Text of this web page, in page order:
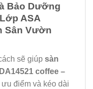
Bảo Dưỡng
ASA
Sân Vườn
sẽ giúp sàn
coffee –
điểm và kéo dài